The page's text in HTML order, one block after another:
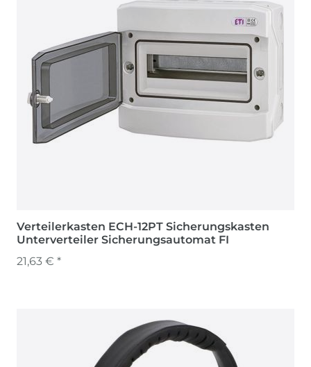
Verteilerkasten ECH-12PT Sicherungskasten
Unterverteiler Sicherungsautomat FI
21,63 € *